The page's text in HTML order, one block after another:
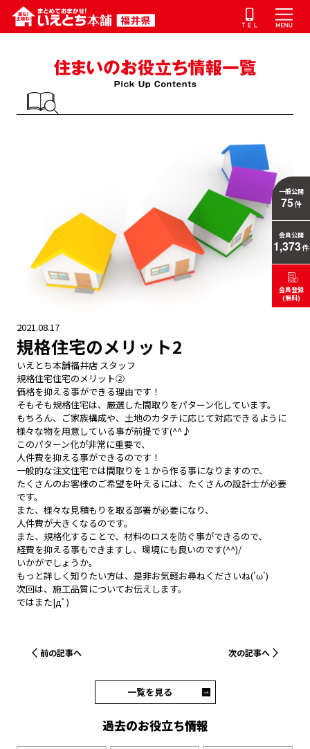
2021.08.17
規格住宅のメリット2
いえとち本舗福井店 スタッフ
規格住宅住宅のメリット②
価格を抑える事ができる理由です！
そもそも規格住宅は、厳選した間取りをパターン化しています。
もちろん、ご家族構成や、土地のカタチに応じて対応できるように
様々な物を用意している事が前提です(^^♪
このパターン化が非常に重要で、
人件費を抑える事ができるのです！
一般的な注文住宅では間取りを１から作る事になりますので、
たくさんのお客様のご希望を叶えるには、たくさんの設計士が必要
です。
また、様々な見積もりを取る部署が必要になり、
人件費が大きくなるのです。
また、規格化することで、材料のロスを防ぐ事ができるので、
経費を抑える事もできますし、環境にも良いのです(^^)/
いかがでしょうか。
もっと詳しく知りたい方は、是非お気軽お尋ねくださいね('ω')
次回は、施工品質についてお伝えします。
ではまた|дﾟ)
前の記事へ
一覧を見る
次の記事へ
過去のお役立ち情報
一般公開
75件
会員公開
1,373件
会員登録
(無料)